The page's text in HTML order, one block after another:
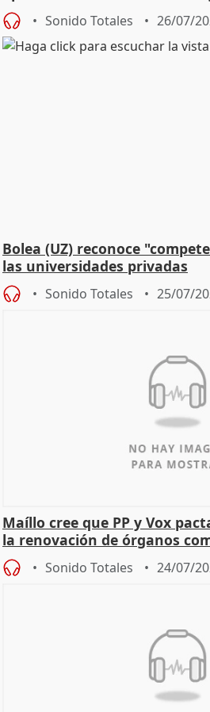
Defensor
Sonido Totales 26/07/
Bolea (UZ) reconoce
las universidades privadas
Sonido Totales 25/07/
Maíllo cree que PP y Vox
la renovación de órganos
Sonido Totales 24/07/